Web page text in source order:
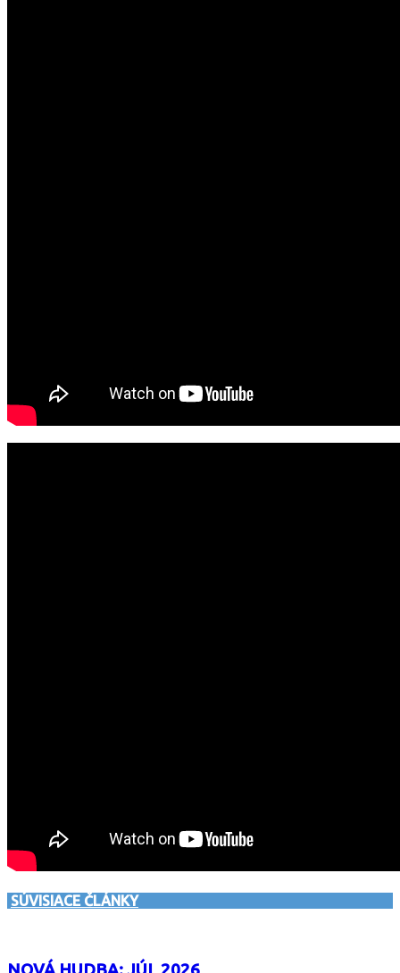
SÚVISIACE ČLÁNKY